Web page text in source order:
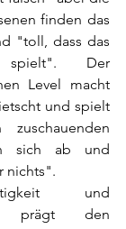
finden das
"toll, dass das
spielt". Der
Level macht
und spielt
sich ab und
nichts".
und
prägt den